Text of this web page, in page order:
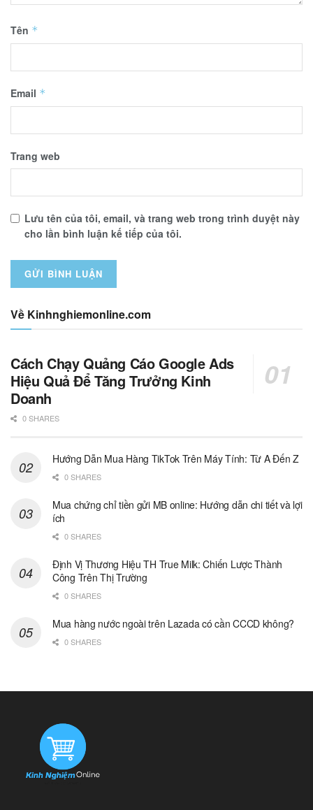
Tên *
Email *
Trang web
Lưu tên của tôi, email, và trang web trong trình duyệt này
cho lần bình luận kế tiếp của tôi.
Về Kinhnghiemonline.com
Cách Chạy Quảng Cáo Google Ads
Hiệu Quả Để Tăng Trưởng Kinh
Doanh
0 SHARES
Hướng Dẫn Mua Hàng TikTok Trên Máy Tính: Từ A Đến Z
0 SHARES
Mua chứng chỉ tiền gửi MB online: Hướng dẫn chi tiết và lợi
ích
0 SHARES
Định Vị Thương Hiệu TH True Milk: Chiến Lược Thành
Công Trên Thị Trường
0 SHARES
Mua hàng nước ngoài trên Lazada có cần CCCD không?
0 SHARES